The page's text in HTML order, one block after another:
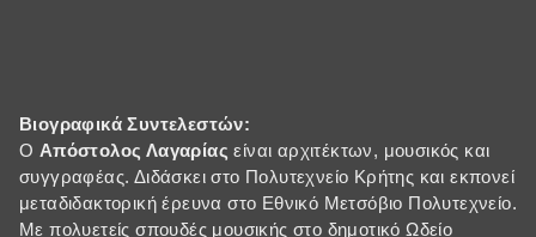
Βιογραφικά Συντελεστών:
O Απόστολος Λαγαρίας είναι αρχιτέκτων, μουσικός και
συγγραφέας. Διδάσκει στο Πολυτεχνείο Κρήτης και εκπονεί
μεταδιδακτορική έρευνα στο Εθνικό Μετσόβιο Πολυτεχνείο.
Με πολυετείς σπουδές μουσικής στο δημοτικό Ωδείο